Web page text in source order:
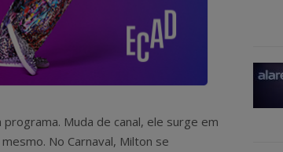
Muda de canal, ele surge em
No Carnaval, Milton se